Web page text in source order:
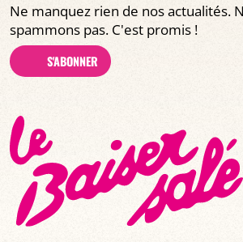
Ne manquez rien de nos actualités.
spammons pas. C'est promis !
S'ABONNER